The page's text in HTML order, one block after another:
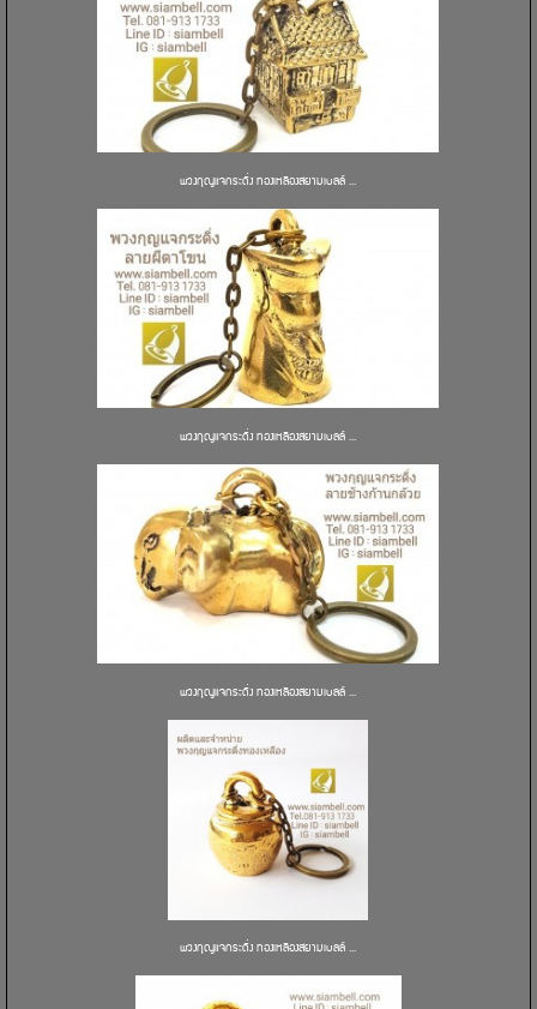
พวงกุญแจกระดิ่ง ทองเหลืองสยามเบลล์ ...
พวงกุญแจกระดิ่ง ทองเหลืองสยามเบลล์ ...
พวงกุญแจกระดิ่ง ทองเหลืองสยามเบลล์ ...
พวงกุญแจกระดิ่ง ทองเหลืองสยามเบลล์ ...